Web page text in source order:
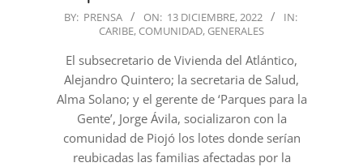
2022-
BY: PRENSA ON: 13 DICIEMBRE, 2022
IN:
CARIBE, COMUNIDAD, GENERALES
El subsecretario de Vivienda del Atlántico,
Alejandro Quintero; la secretaria de Salud,
Alma Solano; y el gerente de ‘Parques para la
Gente’, Jorge Ávila, socializaron con la
comunidad de Piojó los lotes donde serían
reubicadas las familias afectadas por la